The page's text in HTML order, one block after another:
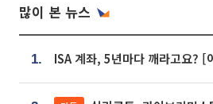
많이 본 뉴스
1. ISA 계좌, 5년마다 깨라고요? [